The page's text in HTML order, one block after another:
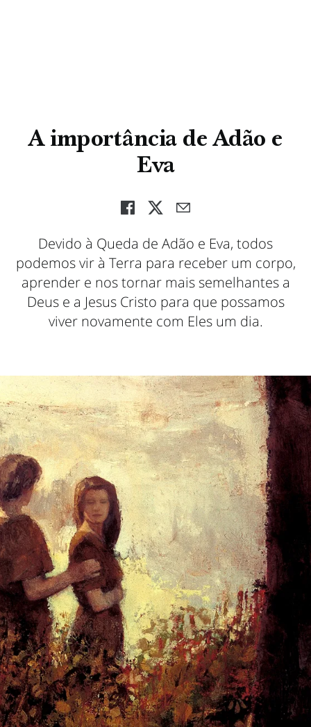
A importância de Adão e
Eva
Devido à Queda de Adão e Eva, todos
podemos vir à Terra para receber um corpo,
aprender e nos tornar mais semelhantes a
Deus e a Jesus Cristo para que possamos
viver novamente com Eles um dia.